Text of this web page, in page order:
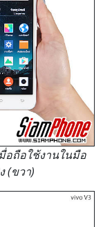
อถือใช้งานในมือ
(ขวา)